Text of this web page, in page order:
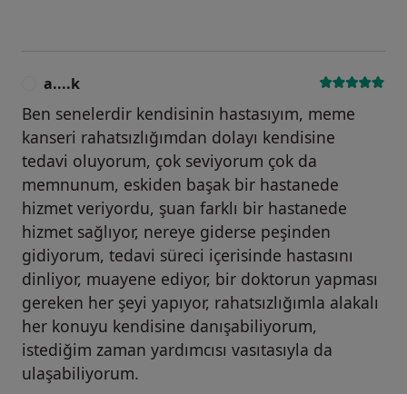
a....k
Ben senelerdir kendisinin hastasıyım, meme
kanseri rahatsızlığımdan dolayı kendisine
tedavi oluyorum, çok seviyorum çok da
memnunum, eskiden başak bir hastanede
hizmet veriyordu, şuan farklı bir hastanede
hizmet sağlıyor, nereye giderse peşinden
gidiyorum, tedavi süreci içerisinde hastasını
dinliyor, muayene ediyor, bir doktorun yapması
gereken her şeyi yapıyor, rahatsızlığımla alakalı
her konuyu kendisine danışabiliyorum,
istediğim zaman yardımcısı vasıtasıyla da
ulaşabiliyorum.